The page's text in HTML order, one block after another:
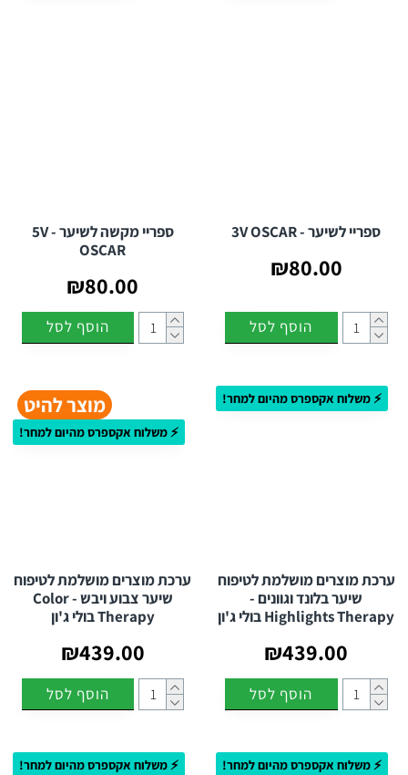
ספריי לשיער - 3V OSCAR
₪80.00
הוסף לסל
ספריי מקשה לשיער - 5V
OSCAR
₪80.00
הוסף לסל
⚡ משלוח אקספרס מהיום למחר!
ערכת מוצרים מושלמת לטיפוח
שיער בלונד וגוונים -
Highlights Therapy בולי ג'ון
₪439.00
הוסף לסל
מוצר להיט
⚡ משלוח אקספרס מהיום למחר!
ערכת מוצרים מושלמת לטיפוח
שיער צבוע ויבש - Color
Therapy בולי ג'ון
₪439.00
הוסף לסל
⚡ משלוח אקספרס מהיום למחר! ⚡ משלוח אקספרס מהיום למחר!